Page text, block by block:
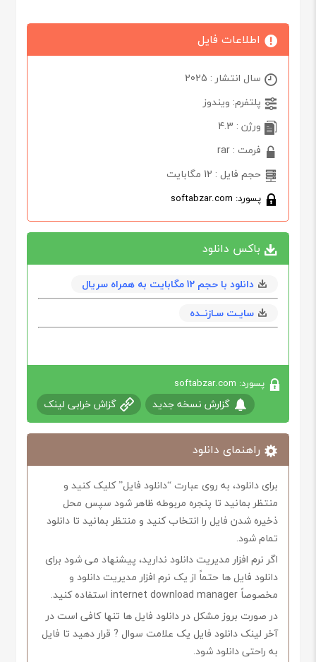
اطلاعات فایل
سال انتشار : 2025
پلتفرم: ویندوز
ورژن : 4.3
فرمت : rar
حجم فایل : 12 مگابایت
پسورد: softabzar.com
باکس دانلود
دانلود با حجم 12 مگابايت به همراه سریال
سایـت سـازنــده
پسورد: softabzar.com
گزارش نسخه جدید گزاش خرابی لینک
راهنمای دانلود
برای دانلود، به روی عبارت “دانلود فایل” کلیک کنید و
منتظر بمانید تا پنجره مربوطه ظاهر شود سپس محل
ذخیره شدن فایل را انتخاب کنید و منتظر بمانید تا دانلود
تمام شود.
اگر نرم افزار مدیریت دانلود ندارید، پیشنهاد می شود برای
دانلود فایل ها حتماً از یک نرم افزار مدیریت دانلود و
مخصوصاً internet download manager استفاده کنید.
در صورت بروز مشکل در دانلود فایل ها تنها کافی است در
آخر لینک دانلود فایل یک علامت سوال ? قرار دهید تا فایل
به راحتی دانلود شود.